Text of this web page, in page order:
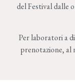
del Festival dalle
Per laboratori a
prenotazione, al